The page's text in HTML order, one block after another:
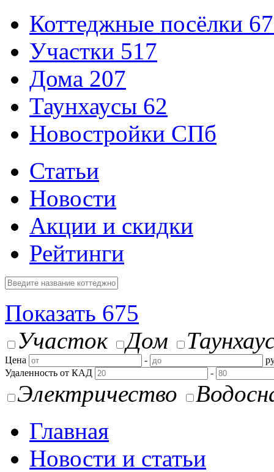
Коттеджные посёлки
Участки 517
Дома 207
Таунхаусы 62
Новостройки СПб
Статьи
Новости
Акции и скидки
Рейтинги
Показать 675
Участок
Дом
Цена -
Удаленность от КАД
-
Электричество
Главная
Новости и статьи